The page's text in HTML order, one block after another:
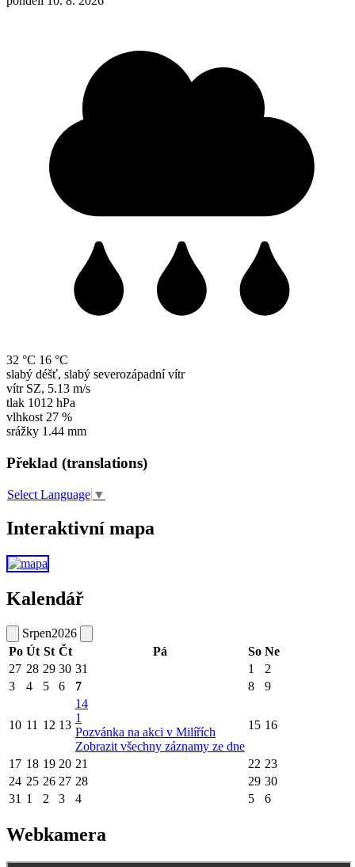
32 °C 16 °C
slabý déšť, slabý severozápadní vítr
vítr SZ, 5.13 m/s
tlak 1012 hPa
vlhkost 27 %
srážky 1.44 mm
Překlad (translations)
Select Language ▼
Interaktivní mapa
Kalendář
Srpen2026
Po Út St Čt Pá So Ne
27 28 29 30 31 1
2
3
4 5 6 7 8 9
10 11 12 13
14
1
Pozvánka na akci v Milířích
Zobrazit všechny záznamy ze dne
15 16
17 18 19 20 21 22 23
24 25 26 27 28 29 30
31 1 2 3 4 5 6
Webkamera